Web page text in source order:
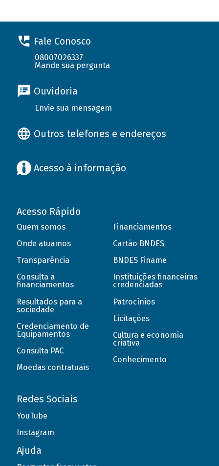
Fale Conosco
08007026337
Mande sua pergunta
Ouvidoria
Envie sua mensagem
Outros telefones e endereços
Acesso à informação
Acesso Rápido
Quem somos
Onde atuamos
Transparência
Consulta a
financiamentos
Resultados para a
sociedade
Credenciamento de
Equipamentos
Consulta PAC
Moedas contratuais
Financiamentos
Cartão BNDES
BNDES Finame
Instituições financeiras
credenciadas
Patrocínios
Licitações
Cultura e economia
criativa
Conhecimento
Redes Sociais
YouTube
Instagram
Ajuda